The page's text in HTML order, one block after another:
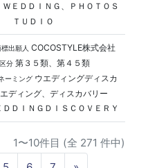
ＥＤＤＩＮＧ、ＰＨＯＴＯＳ
ＴＵＤＩＯ
出願人 COCOSTYLE株式会社
分第３５類、第４５類
ーミングウエディングディスカ
ディング、ディスカバリー
ＤＩＮＧＤＩＳＣＯＶＥＲＹ
1〜10件目 (全 271 件中)